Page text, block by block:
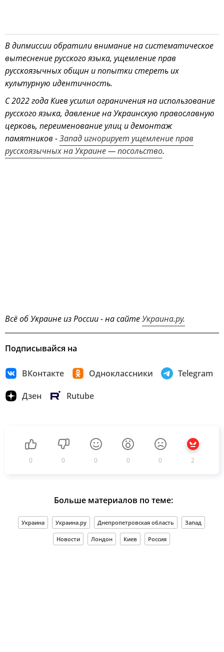
В дипмиссии обратили внимание на систематическое
вытеснение русского языка, ущемление прав
русскоязычных общин и попытки стереть их
культурную идентичность.
С 2022 года Киев усилил ограничения на использование
русского языка, давление на Украинскую православную
церковь, переименование улиц и демонтаж
памятников -Запад игнорирует ущемление прав
русскоязычных на Украине — посольство.
Всё об Украине из России - на сайтеУкраина.ру.
Подписывайся на
ВКонтакте Одноклассники Telegram
Дзен Rutube
0 0 0 0 0 2
Больше материалов по теме:
Украина Украина.ру Днепропетровская область Запад
Новости Лондон Киев Россия